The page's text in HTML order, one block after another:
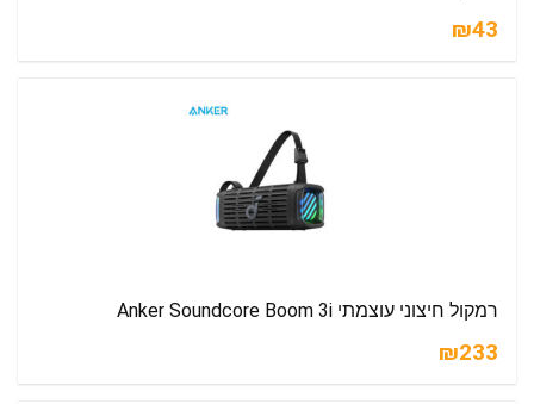
₪43
רמקול חיצוני עוצמתי Anker Soundcore Boom 3i
₪233